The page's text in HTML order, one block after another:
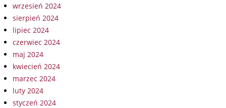
wrzesień 2024
sierpień 2024
lipiec 2024
czerwiec 2024
maj 2024
kwiecień 2024
marzec 2024
luty 2024
styczeń 2024